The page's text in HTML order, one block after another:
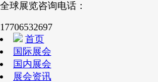
全球展览咨询电话：
17706532697
首页
国际展会
国内展会
展会资讯